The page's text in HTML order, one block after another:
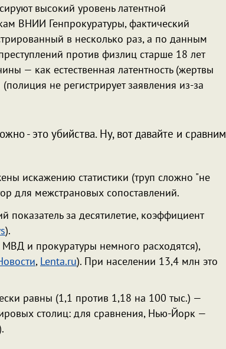
высокий уровень латентной
ВНИИ Генпрокуратуры, фактический
в несколько раз, а по данным
против физлиц старше 18 лет
— как естественная латентность (жертвы
не регистрирует заявления из-за
- это убийства. Ну, вот давайте и сравним
искажению статистики (труп сложно "не
для межстрановых сопоставлений.
за десятилетие, коэффициент
).
и прокуратуры немного расходятся),
, Lenta.ru). При населении 13,4 млн это
равны (1,1 против 1,18 на 100 тыс.) —
столиц: для сравнения, Нью-Йорк —